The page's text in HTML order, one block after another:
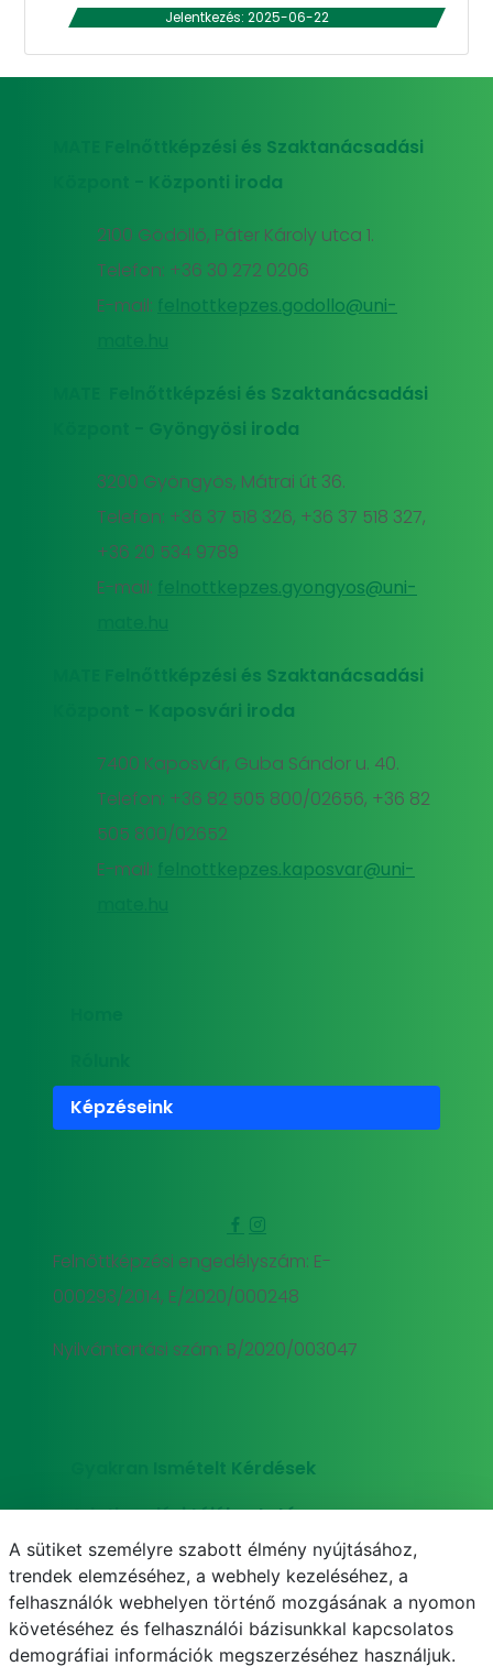
Jelentkezés: 2025-06-22
MATE Felnőttképzési és Szaktanácsadási
Központ - Központi iroda
2100 Gödöllő, Páter Károly utca 1.
Telefon: +36 30 272 0206
E-mail:
felnottkepzes.godollo@uni-
MATE Felnőttképzési és Szaktanácsadási
Központ - Gyöngyösi iroda
3200 Gyöngyös, Mátrai út 36.
Telefon: +36 37 518 326, +36 37 518 327,
+36 20 534 9789
E-mail:
felnottkepzes.gyongyos@uni-
MATE Felnőttképzési és Szaktanácsadási
Központ - Kaposvári iroda
7400 Kaposvár, Guba Sándor u. 40.
Telefon: +36 82 505 800/02656, +36 82
505 800/02652
E-mail:
felnottkepzes.kaposvar@uni-
Képzéseink
Felnőttképzési engedélyszám: E-
000293/2014, E/2020/000248
Nyilvántartási szám: B/2020/003047
Gyakran Ismételt Kérdések
Adatkezelési tájékoztató
Süti (cookie) tájékoztató
E-mail Telefonkönyv NEPTUN E-learning
A sütiket személyre szabott élmény nyújtásához,
trendek elemzéséhez, a webhely kezeléséhez, a
felhasználók webhelyen történő mozgásának a nyomon
követéséhez és felhasználói bázisunkkal kapcsolatos
demográfiai információk megszerzéséhez használjuk.